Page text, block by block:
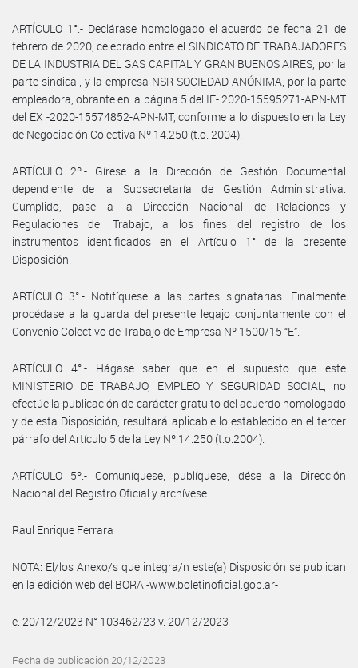
ARTÍCULO 1°.- Declárase homologado el acuerdo de fecha 21 de
febrero de 2020, celebrado entre el SINDICATO DE TRABAJADORES
DE LA INDUSTRIA DEL GAS CAPITAL Y GRAN BUENOS AIRES, por la
parte sindical, y la empresa NSR SOCIEDAD ANÓNIMA, por la parte
empleadora, obrante en la página 5 del IF- 2020-15595271-APN-MT
del EX -2020-15574852-APN-MT, conforme a lo dispuesto en la Ley
de Negociación Colectiva Nº 14.250 (t.o. 2004).
ARTÍCULO 2º.- Gírese a la Dirección de Gestión Documental
dependiente de la Subsecretaría de Gestión Administrativa.
Cumplido, pase a la Dirección Nacional de Relaciones y
Regulaciones del Trabajo, a los fines del registro de los
instrumentos identificados en el Artículo 1° de la presente
Disposición.
ARTÍCULO 3°.- Notifíquese a las partes signatarias. Finalmente
procédase a la guarda del presente legajo conjuntamente con el
Convenio Colectivo de Trabajo de Empresa Nº 1500/15 “E”.
ARTÍCULO 4°.- Hágase saber que en el supuesto que este
MINISTERIO DE TRABAJO, EMPLEO Y SEGURIDAD SOCIAL, no
efectúe la publicación de carácter gratuito del acuerdo homologado
y de esta Disposición, resultará aplicable lo establecido en el tercer
párrafo del Artículo 5 de la Ley Nº 14.250 (t.o.2004).
ARTÍCULO 5º.- Comuníquese, publíquese, dése a la Dirección
Nacional del Registro Oficial y archívese.
Raul Enrique Ferrara
NOTA: El/los Anexo/s que integra/n este(a) Disposición se publican
en la edición web del BORA -www.boletinoficial.gob.ar-
e. 20/12/2023 N° 103462/23 v. 20/12/2023
Fecha de publicación 20/12/2023